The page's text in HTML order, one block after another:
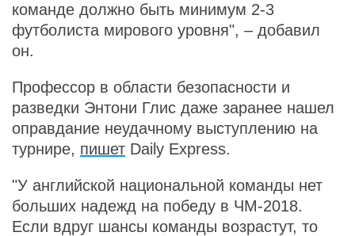
команде должно быть минимум 2-3
футболиста мирового уровня", – добавил
он.
Профессор в области безопасности и
разведки Энтони Глис даже заранее нашел
оправдание неудачному выступлению на
турнире, пишет Daily Express.
"У английской национальной команды нет
больших надежд на победу в ЧМ-2018.
Если вдруг шансы команды возрастут, то